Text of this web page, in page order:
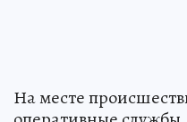
На месте